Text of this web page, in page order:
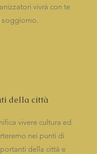
vivrà con te
soggiorno.
della città
vivere cultura ed
nei punti di
della città e